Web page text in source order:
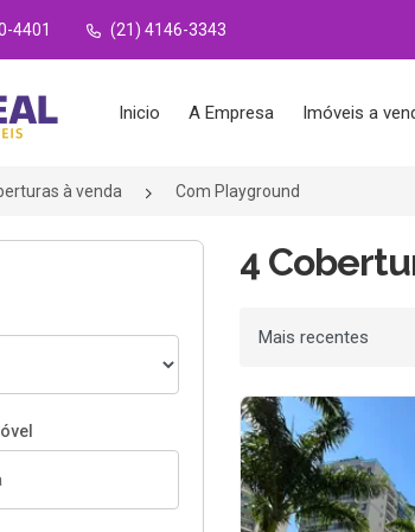
4401 (21) 4146-3343
Inicio A Empresa Imóveis a
à venda Com Playground
4
Ordenar por